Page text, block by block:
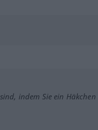
indem Sie ein